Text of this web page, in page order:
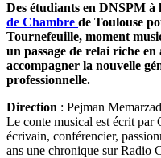
Des étudiants en DNSPM à
de Chambre de Toulouse
Tournefeuille, moment
un passage de relai riche en
accompagner la nouvelle
professionnelle.
Direction : Pejman
Le conte musical est écrit
écrivain, conférencier,
ans une chronique sur Radio